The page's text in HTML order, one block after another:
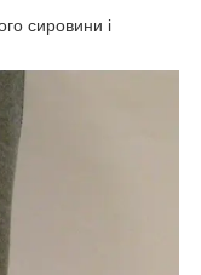
сировини і